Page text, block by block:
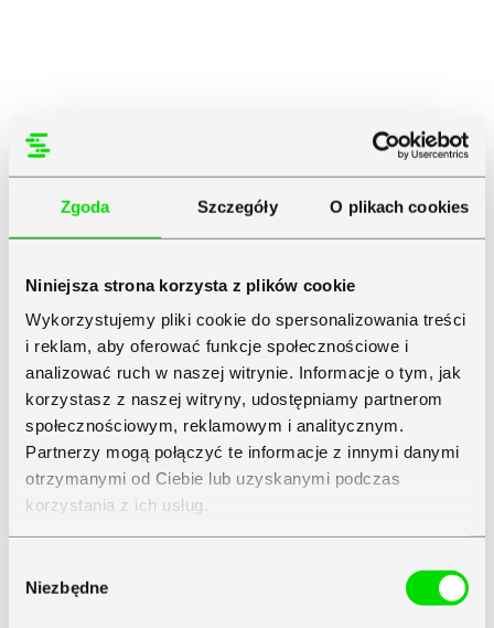
Zgoda Szczegóły O plikach cookies
Niniejsza strona korzysta z plików cookie
Wykorzystujemy pliki cookie do spersonalizowania treści
i reklam, aby oferować funkcje społecznościowe i
analizować ruch w naszej witrynie. Informacje o tym, jak
korzystasz z naszej witryny, udostępniamy partnerom
społecznościowym, reklamowym i analitycznym.
Partnerzy mogą połączyć te informacje z innymi danymi
otrzymanymi od Ciebie lub uzyskanymi podczas
korzystania z ich usług.
zgody
Niezbędne